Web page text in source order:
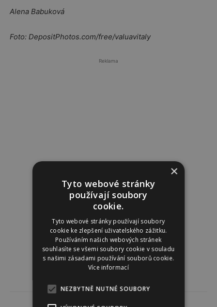
Alena Babuková
Foto: DepositPhotos.com/free/valuavitaly
Reklama
×
Tyto webové stránky
používají soubory
cookie.
Tyto webové stránky používají soubory
cookie ke zlepšení uživatelského zážitku.
Používáním našich webových stránek
souhlasíte se všemi soubory cookie v souladu
s našimi zásadami používání souborů cookie.
Více informací
NEZBYTNĚ NUTNÉ SOUBORY